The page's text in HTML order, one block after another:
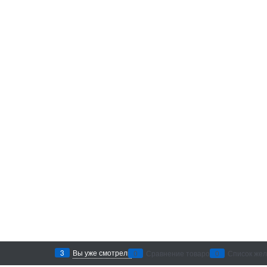
3 Вы уже смотрели 0 Сравнение товаров 0 Список